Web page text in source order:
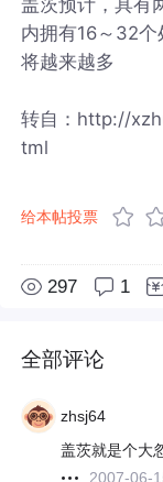
内拥有16～32
将越来越多
转自：http://
tml
给本帖投票
297 1
全部评论
zhsj64
盖茨就是个大
2007-06-